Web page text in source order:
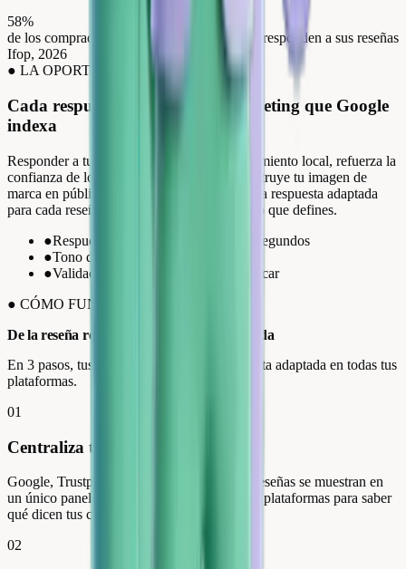
58%
de los compradores prefieren las marcas que responden a sus reseñas
Ifop, 2026
● LA OPORTUNIDAD
Cada respuesta publicada es marketing que Google
indexa
Responder a tus reseñas mejora tu posicionamiento local, refuerza la
confianza de los futuros compradores y construye tu imagen de
marca en público. Review Collect genera una respuesta adaptada
para cada reseña en 60 segundos, con el tono que defines.
●Respuestas generadas por IA en 60 segundos
●Tono de marca configurable
●Validación con un clic antes de publicar
● CÓMO FUNCIONA
De la reseña recibida
a la respuesta publicada
En 3 pasos, tus reseñas obtienen una respuesta adaptada en todas tus
plataformas.
01
Centraliza todas tus reseñas
Google, Trustpilot, Avis Vérifiés: todas tus reseñas se muestran en
un único panel. Sin necesidad de saltar entre plataformas para saber
qué dicen tus clientes de ti.
02